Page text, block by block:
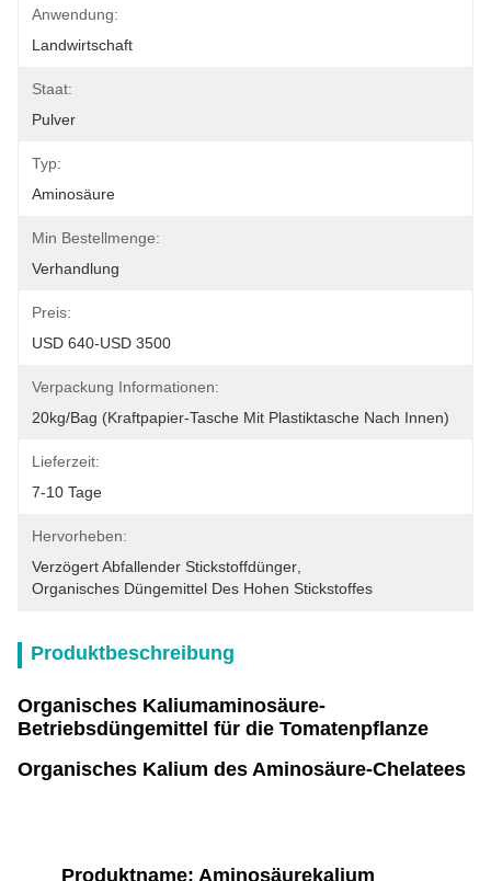
Anwendung:
Landwirtschaft
Staat:
Pulver
Typ:
Aminosäure
Min Bestellmenge:
Verhandlung
Preis:
USD 640-USD 3500
Verpackung Informationen:
20kg/bag (Kraftpapier-Tasche Mit Plastiktasche Nach Innen)
Lieferzeit:
7-10 Tage
Hervorheben:
Verzögert Abfallender Stickstoffdünger
Organisches Düngemittel Des Hohen Stickstoffes
Produktbeschreibung
Organisches Kaliumaminosäure-
Betriebsdüngemittel für die Tomatenpflanze
Organisches Kalium des Aminosäure-Chelatees
Produktname: Aminosäurekalium